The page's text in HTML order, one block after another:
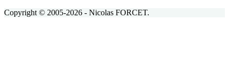
Copyright © 2005-2026 - Nicolas FORCET.